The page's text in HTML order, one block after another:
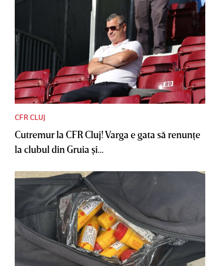
CFR CLUJ
Cutremur la CFR Cluj! Varga e gata să renunţe
la clubul din Gruia şi...